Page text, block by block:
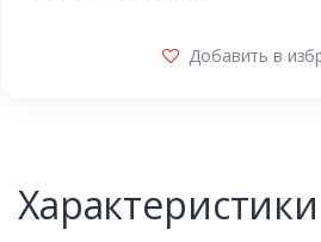
Добавить в
Характеристики